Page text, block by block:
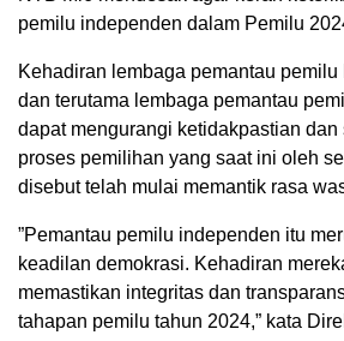
pemilu independen dalam Pemilu
Kehadiran lembaga pemantau
dan terutama lembaga pemantau
dapat mengurangi ketidakpastian
proses pemilihan yang saat ini oleh
disebut telah mulai memantik rasa
”Pemantau pemilu independen itu
keadilan demokrasi. Kehadiran
memastikan integritas dan
tahapan pemilu tahun 2024,” kata